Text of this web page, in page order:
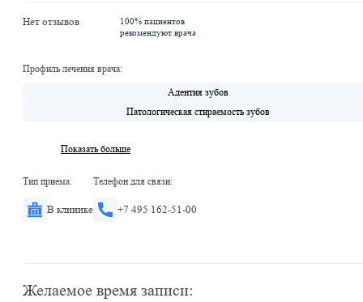
Нет отзывов
100% пациентов
рекомендуют врача
Профиль лечения врача:
Адентия зубов
Патологическая стираемость зубов
Показать больше
Тип приема:
В клинике
Телефон для связи:
+7 495 162-51-00
Желаемое время записи: